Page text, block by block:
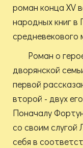
роман конца XV
народных книг в
средневекового
Роман о
дворянской
первой
второй - двух
Поначалу
со своим слугой
себя в